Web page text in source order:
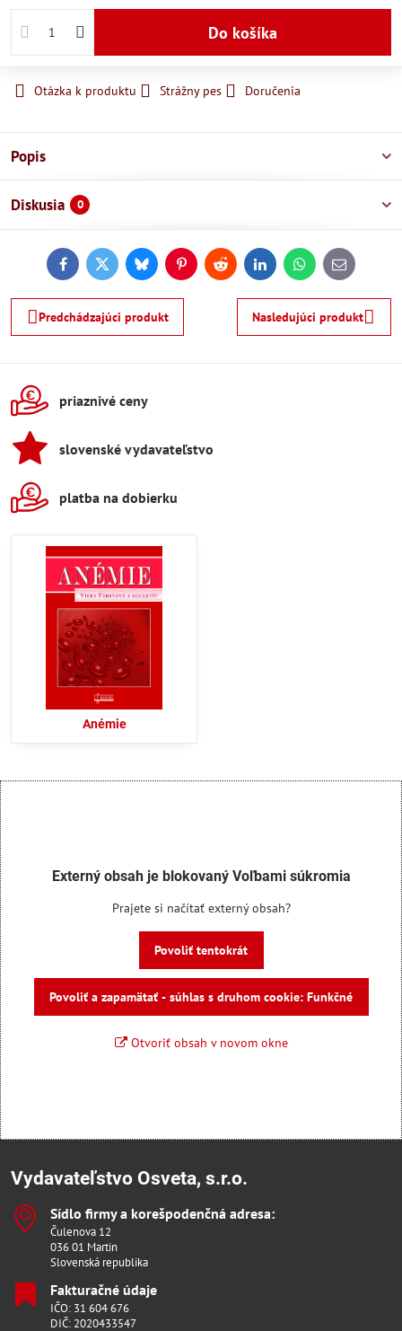
Do košíka
Otázka k produktu Strážny pes Doručenia
Popis
Diskusia 0
FacebookTwitterBlueskyPinterestReddit LinkedInWhatsApp
E-
mail
Predchádzajúci produkt Nasledujúci produkt
priaznivé ceny
slovenské vydavateľstvo
platba na dobierku
Anémie
Externý obsah je blokovaný Voľbami súkromia
Prajete si načítať externý obsah?
Povoliť tentokrát
Povoliť a zapamätať - súhlas s druhom cookie: Funkčné
Otvoriť obsah v novom okne
Vydavateľstvo Osveta, s.r.o.
Sídlo firmy a korešpodenčná adresa:
Čulenova 12
036 01 Martin
Slovenská republika
Fakturačné údaje
IČO: 31 604 676
DIČ: 2020433547